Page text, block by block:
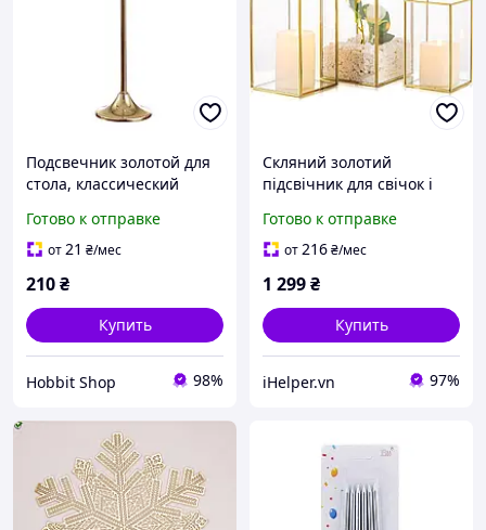
Подсвечник золотой для
стола, классический
праздничного декора, 21
см
Готово к отправке
от21 ₴/мес
210₴
Купить
Hobbit Shop 98%
Скляний золотий
підсвічник для свічок і
Готово к отправке
от216₴/мес
1 299₴
Купить
iHelper.vn 97%